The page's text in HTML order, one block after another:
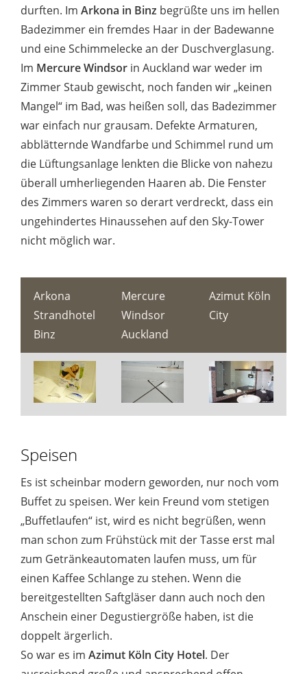
durften. Im Arkona in Binz begrüßte uns im hellen
Badezimmer ein fremdes Haar in der Badewanne
und eine Schimmelecke an der Duschverglasung.
Im Mercure Windsor in Auckland war weder im
Zimmer Staub gewischt, noch fanden wir „keinen
Mangel“ im Bad, was heißen soll, das Badezimmer
war einfach nur grausam. Defekte Armaturen,
abblätternde Wandfarbe und Schimmel rund um
die Lüftungsanlage lenkten die Blicke von nahezu
überall umherliegenden Haaren ab. Die Fenster
des Zimmers waren so derart verdreckt, dass ein
ungehindertes Hinaussehen auf den Sky-Tower
nicht möglich war.
Arkona
Strandhotel
Binz
Mercure
Windsor
Auckland
Azimut Köln
City
Speisen
Es ist scheinbar modern geworden, nur noch vom
Buffet zu speisen. Wer kein Freund vom stetigen
„Buffetlaufen“ ist, wird es nicht begrüßen, wenn
man schon zum Frühstück mit der Tasse erst mal
zum Getränkeautomaten laufen muss, um für
einen Kaffee Schlange zu stehen. Wenn die
bereitgestellten Saftgläser dann auch noch den
Anschein einer Degustiergröße haben, ist die
doppelt ärgerlich.
So war es im Azimut Köln City Hotel. Der